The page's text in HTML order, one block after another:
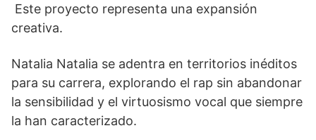
Este proyecto representa una expansión
creativa.
Natalia Natalia se adentra en territorios inéditos
para su carrera, explorando el rap sin abandonar
la sensibilidad y el virtuosismo vocal que siempre
la han caracterizado.